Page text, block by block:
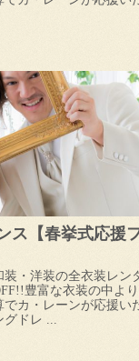
ス【春挙式応援
・洋装の全衣装レン
豊富な衣装の中よ
でカ・レーンが応援
ドレ ...